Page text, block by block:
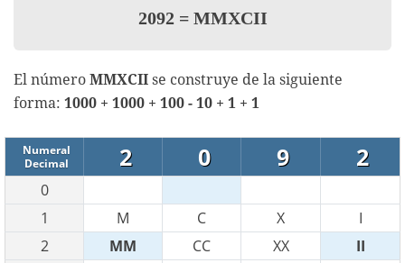
2092 =MMXCII
El número MMXCII se construye de la siguiente
forma: 1000 + 1000 + 100 - 10 + 1 + 1
Numeral
Decimal
2 0 9 2
0
1
M C X
I
2
MM CC XX
II